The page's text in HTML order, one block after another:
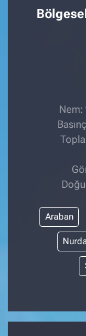
Nem:
Araban